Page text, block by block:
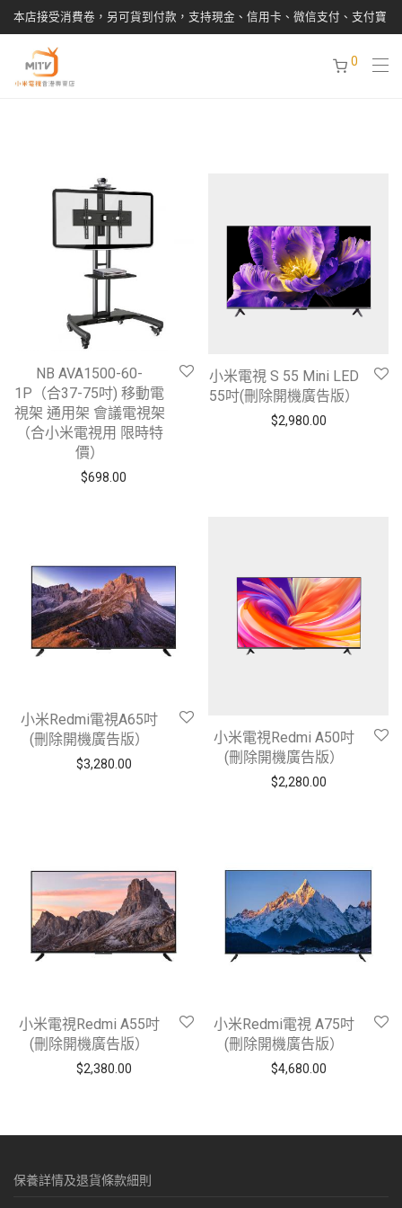
本店接受消費卷，另可貨到付款，支持現金、信用卡、微信支付、支付寶
0
NB AVA1500-60-
1P（合37-75吋) 移動電
視架 通用架 會議電視架
（合小米電視用 限時特
價）
$698.00
小米電視 S 55 Mini LED
55吋(刪除開機廣告版）
$2,980.00
小米Redmi電視A65吋
(刪除開機廣告版）
$3,280.00
小米電視Redmi A50吋
(刪除開機廣告版）
$2,280.00
小米電視Redmi A55吋
(刪除開機廣告版）
$2,380.00
小米Redmi電視 A75吋
(刪除開機廣告版）
$4,680.00
保養詳情及退貨條款細則